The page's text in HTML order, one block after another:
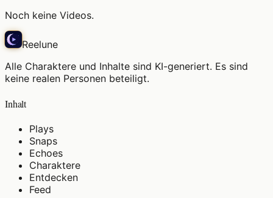
Noch keine Videos.
Reelune
Alle Charaktere und Inhalte sind KI-generiert. Es sind
keine realen Personen beteiligt.
Inhalt
Plays
Snaps
Echoes
Charaktere
Entdecken
Feed